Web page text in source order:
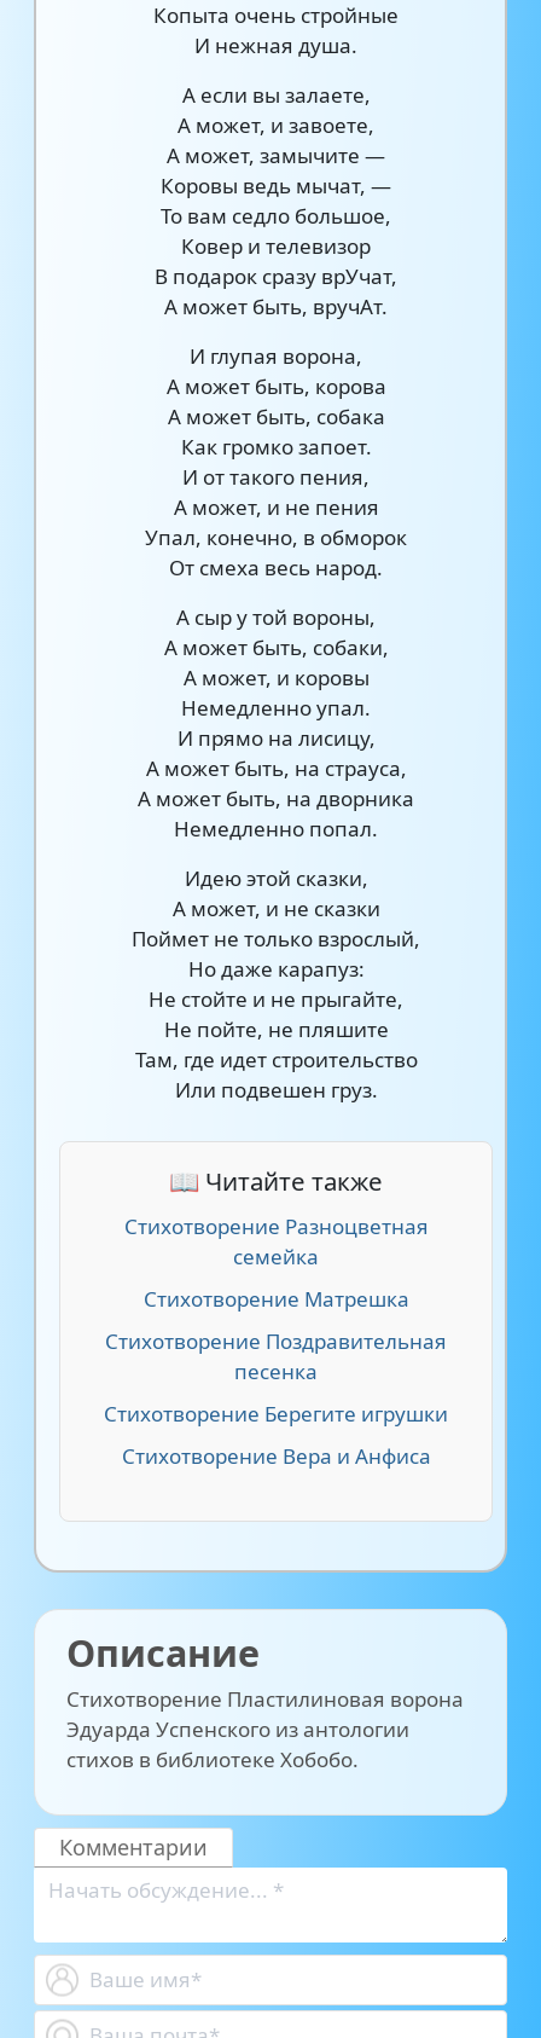
Копыта очень стройные
И нежная душа.
А если вы залаете,
А может, и завоете,
А может, замычите —
Коровы ведь мычат, —
То вам седло большое,
Ковер и телевизор
В подарок сразу врУчат,
А может быть, вручАт.
И глупая ворона,
А может быть, корова
А может быть, собака
Как громко запоет.
И от такого пения,
А может, и не пения
Упал, конечно, в обморок
От смеха весь народ.
А сыр у той вороны,
А может быть, собаки,
А может, и коровы
Немедленно упал.
И прямо на лисицу,
А может быть, на страуса,
А может быть, на дворника
Немедленно попал.
Идею этой сказки,
А может, и не сказки
Поймет не только взрослый,
Но даже карапуз:
Не стойте и не прыгайте,
Не пойте, не пляшите
Там, где идет строительство
Или подвешен груз.
📖 Читайте также
Стихотворение Разноцветная
семейка
Стихотворение Матрешка
Стихотворение Поздравительная
песенка
Стихотворение Берегите игрушки
Стихотворение Вера и Анфиса
Описание
Стихотворение Пластилиновая ворона
Эдуарда Успенского из антологии
стихов в библиотеке Хобобо.
Комментарии